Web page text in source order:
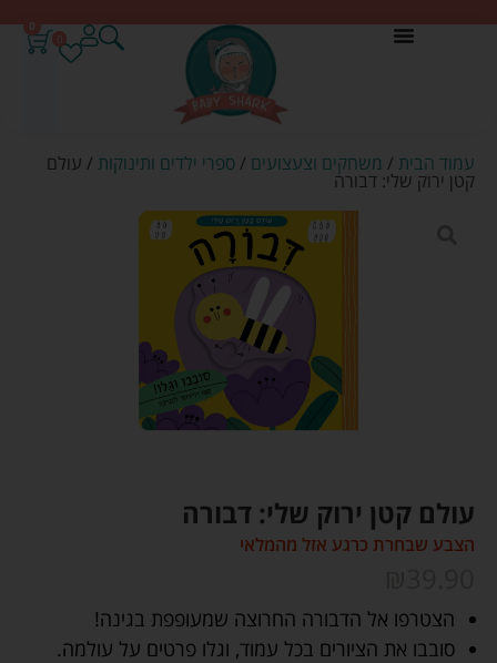
0
עמוד הבית / משחקים וצעצועים / ספרי ילדים ותינוקות / עולם
קטן ירוק שלי: דבורה
עולם קטן ירוק שלי: דבורה
הצבע שבחרת כרגע אזל מהמלאי
הצטרפו אל הדבורה החרוצה שמעופפת בגינה!
סובבו את הציורים בכל עמוד, וגלו פרטים על עולמה.